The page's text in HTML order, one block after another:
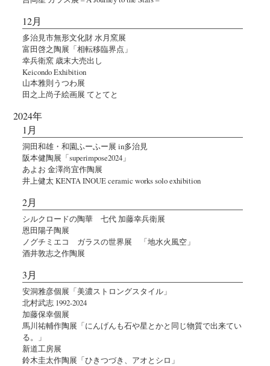
12月
多治見市無形文化財 水月窯展
富田啓之陶展「相転移臨界点」
幸兵衛窯 歳末大売出し
Keicondo Exhibition
山本雅則うつわ展
田之上尚子絵画展 てとてと
2024年
1月
洞田和雄・和園ふーふー展 in多治見
阪本健陶展「superimpose2024」
あよお 金澤尚宜作陶展
井上健太 KENTA INOUE ceramic works solo exhibition
2月
シルクロードの陶華 七代 加藤幸兵衛展
恩田陽子陶展
ノグチミエコ ガラスの世界展 「地水火風空」
酒井敦志之作陶展
3月
安洞雅彦個展「美濃ストロングスタイル」
北村武志 1992-2024
加藤保幸個展
馬川祐輔作陶展「にんげんも石や星とかと同じ物質で出来てい
る。」
新道工房展
鈴木圭太作陶展「ひきつづき、アオとシロ」